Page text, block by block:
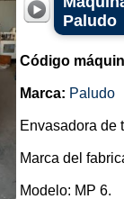
Paludo
Código
Marca: Paludo
Envasadora de
Marca del
Modelo: MP 6.